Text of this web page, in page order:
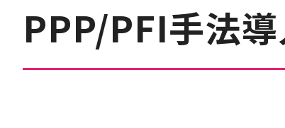
PPP/PFI手法